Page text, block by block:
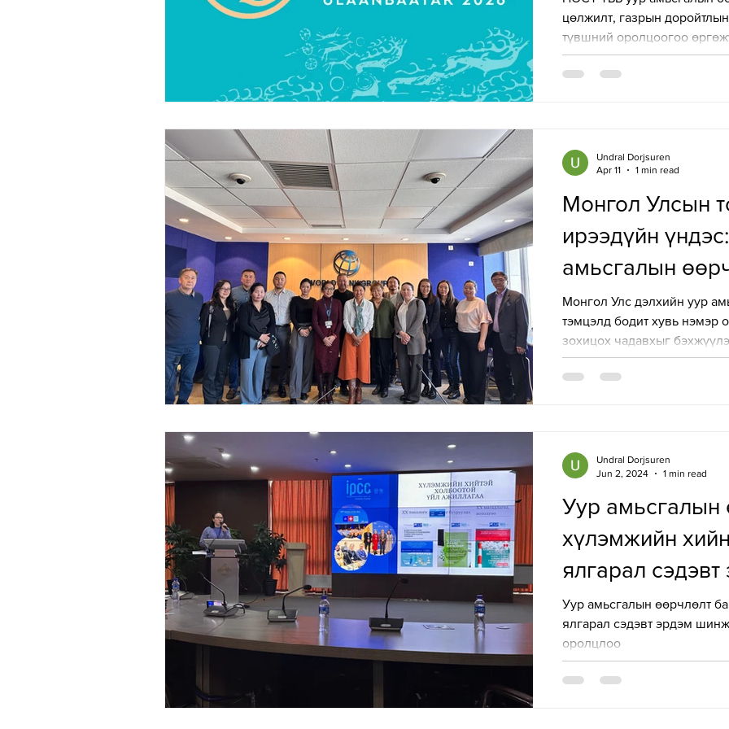
цөлжилт, газрын доройтлын асуудлаар олон улсын
түвшний оролцоогоо
нь: 2021 оноос: Уур
Засгийн газар хоорондын
Энэхүү статусын хүрээнд
зохион байгуулагдах НҮБ-ы
Монгол Улсын
ирээдүйн
амьсгалын
хуулийн
өрнөлөө
Монгол Улс дэлхийн уур
тэмцэлд бодит хувь нэмэр
зохицох чадавхыг
амьсгалын өөрчлөлтийн тухай” бие даасан
төслийг боловсруулж
амжилттай боллоо. Яагаад
чухал вэ? Монгол Улс нь
Undral Dorjsuren
Apr 11
1 min read
Уур амьсгалын
хүлэмжийн
ялгарал
шинжилгээний
ТББ оролцлоо
Уур амьсгалын өөрчлөлт
ялгарал сэдэвт эрдэм
оролцлоо
Undral Dorjsuren
Jun 2, 2024
1 min read